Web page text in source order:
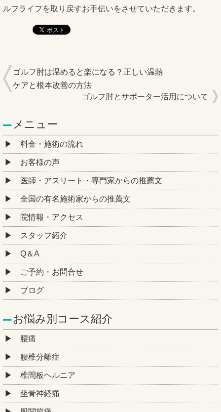
ルフライフを取り戻すお手伝いをさせていただきます。
ゴルフ肘は温めると楽になる？正しい温熱
ケアと根本改善の方法
ゴルフ肘とサポーター活用について
メニュー
料金・施術の流れ
お客様の声
医師・アスリート・専門家からの推薦文
全国の有名施術家からの推薦文
院情報・アクセス
スタッフ紹介
Q＆A
ご予約・お問合せ
ブログ
お悩み別コース紹介
腰痛
腰椎分離症
椎間板ヘルニア
坐骨神経痛